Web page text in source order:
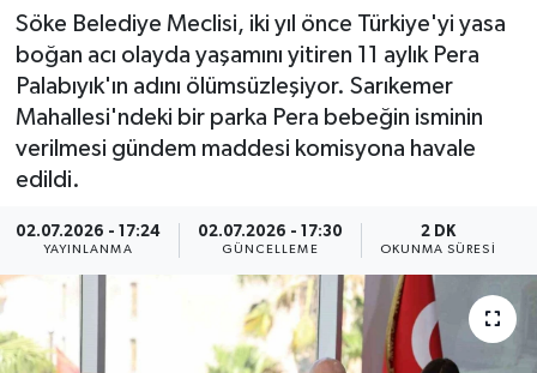
Söke Belediye Meclisi, iki yıl önce Türkiye'yi yasa
boğan acı olayda yaşamını yitiren 11 aylık Pera
Palabıyık'ın adını ölümsüzleşiyor. Sarıkemer
Mahallesi'ndeki bir parka Pera bebeğin isminin
verilmesi gündem maddesi komisyona havale
edildi.
02.07.2026 - 17:24
YAYINLANMA
02.07.2026 - 17:30
GÜNCELLEME
2 DK
OKUNMA SÜRESI
Advertising news
Canlı Maç
ÇEVRE
EĞİTİM
Haber Arşivi